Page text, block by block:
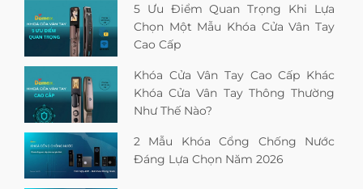
5 Ưu Điểm Quan Trọng Khi Lựa
Chọn Một Mẫu Khóa Cửa Vân Tay
Cao Cấp
Khóa Cửa Vân Tay Cao Cấp Khác
Khóa Cửa Vân Tay Thông Thường
Như Thế Nào?
2 Mẫu Khóa Cổng Chống Nước
Đáng Lựa Chọn Năm 2026